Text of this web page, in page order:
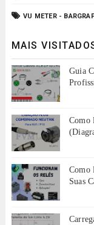
VU METER -
MAIS
Guia
Como
Como
Suas